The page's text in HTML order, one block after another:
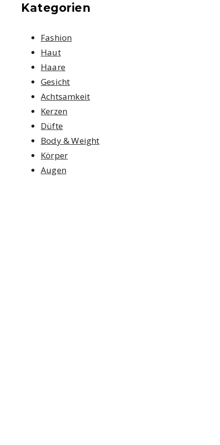
Kategorien
Fashion
Haut
Haare
Gesicht
Achtsamkeit
Kerzen
Düfte
Body & Weight
Körper
Augen